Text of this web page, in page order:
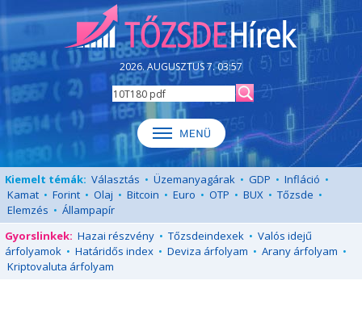
2026. AUGUSZTUS 7. 03:57
Kiemelt témák: Választás • Üzemanyagárak • GDP • Infláció •
Kamat • Forint • Olaj • Bitcoin • Euro • OTP • BUX • Tőzsde •
Elemzés • Állampapír
Gyorslinkek: Hazai részvény • Tőzsdeindexek • Valós idejű
árfolyamok • Határidős index • Deviza árfolyam • Arany árfolyam •
Kriptovaluta árfolyam